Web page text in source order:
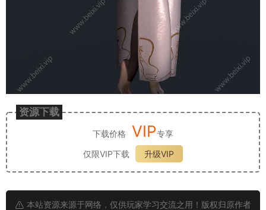
资源下载
下载价格 VIP专享
仅限VIP下载
升级VIP
本站资源来源于网络，仅供玩家学习交流之用！版权归原作者